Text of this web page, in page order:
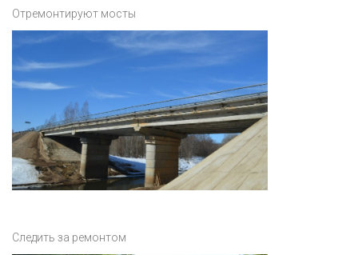
Отремонтируют мосты
Следить за ремонтом